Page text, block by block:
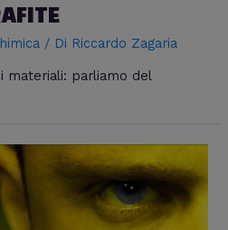
/ Di Riccardo Zagaria
materiali: parliamo del